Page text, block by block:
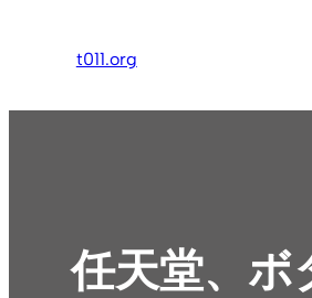
ス
t011.org
任天堂、ボ